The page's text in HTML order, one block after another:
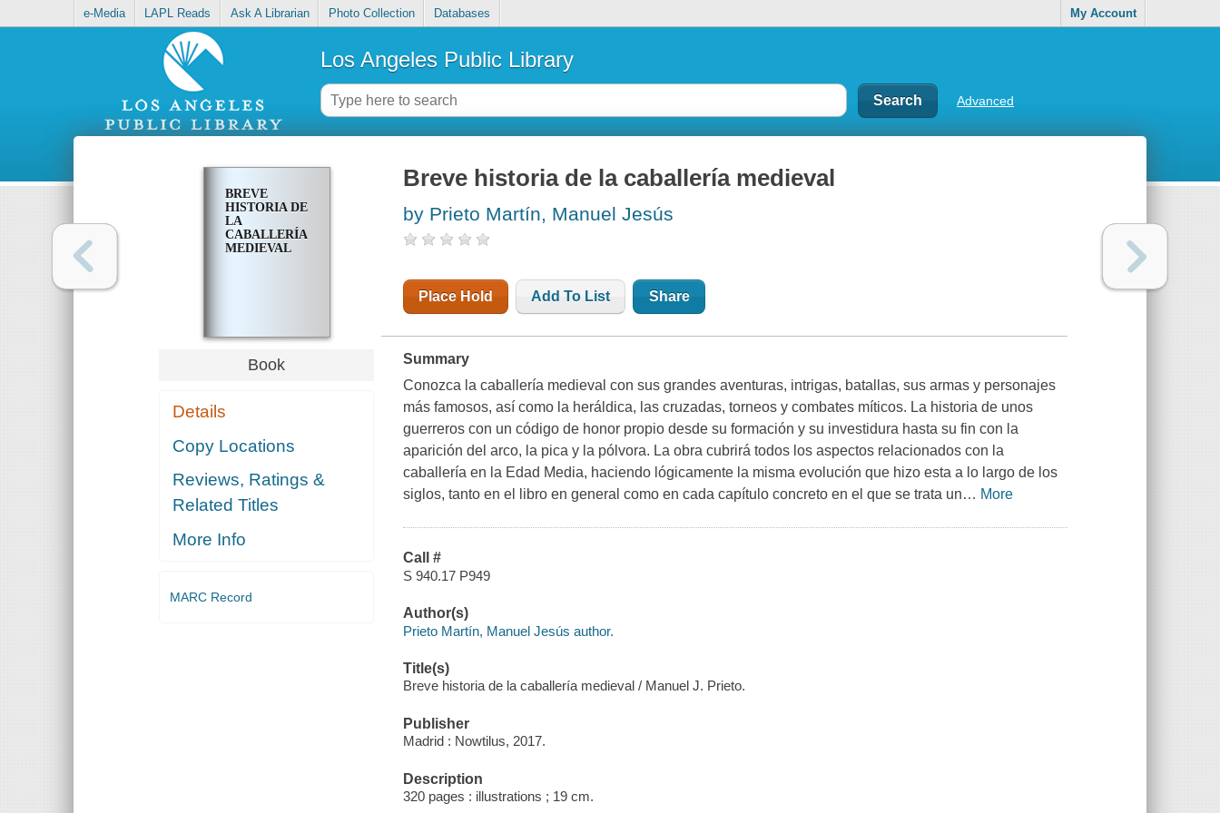
e-Media LAPL Reads Ask A Librarian Photo Collection Databases My Account
Los Angeles Public Library
Advanced
BREVE
HISTORIA DE
LA
CABALLERÍA
MEDIEVAL
Book
Details
Copy Locations
Reviews, Ratings &
Related Titles
More Info
MARC Record
Breve historia de la caballería medieval
by Prieto Martín, Manuel Jesús
Place Hold Add To List Share
Summary
Conozca la caballería medieval con sus grandes aventuras, intrigas, batallas, sus armas y personajes
más famosos, así como la heráldica, las cruzadas, torneos y combates míticos. La historia de unos
guerreros con un código de honor propio desde su formación y su investidura hasta su fin con la
aparición del arco, la pica y la pólvora. La obra cubrirá todos los aspectos relacionados con la
caballería en la Edad Media, haciendo lógicamente la misma evolución que hizo esta a lo largo de los
siglos, tanto en el libro en general como en cada capítulo concreto en el que se trata un… More
Call #
S 940.17 P949
Author(s)
Prieto Martín, Manuel Jesús author.
Title(s)
Breve historia de la caballería medieval / Manuel J. Prieto.
Publisher
Madrid : Nowtilus, 2017.
Description
320 pages : illustrations ; 19 cm.